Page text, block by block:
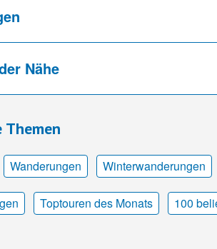
Nähe
Wanderungen Winterwanderungen
Toptouren des Monats 100